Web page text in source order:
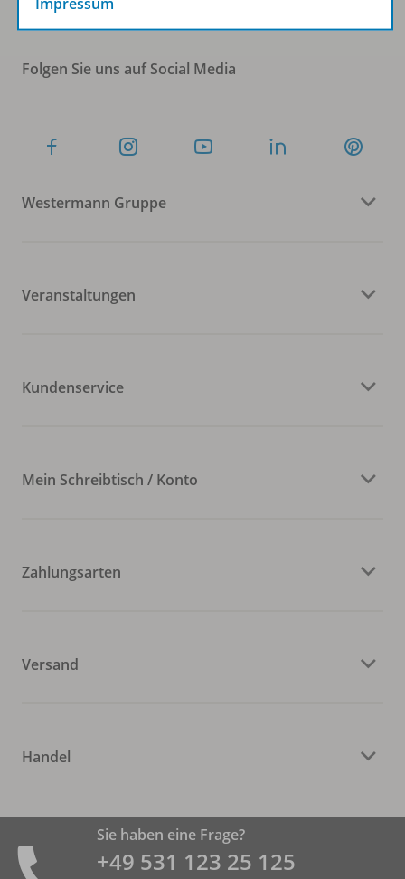
Folgen Sie uns auf Social Media
Westermann Gruppe
Veranstaltungen
Kundenservice
Mein Schreibtisch / Konto
Zahlungsarten
Versand
Handel
Sie haben eine Frage?
+49 531 ­123 25 125